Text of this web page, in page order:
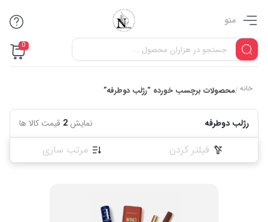
منو
0
خانه /محصولات برچسب خورده “رژلب دوطرفه”
رژلب دوطرفه نمایش 2 قیمت کالا ها
فیلتر کردن مرتب سازی